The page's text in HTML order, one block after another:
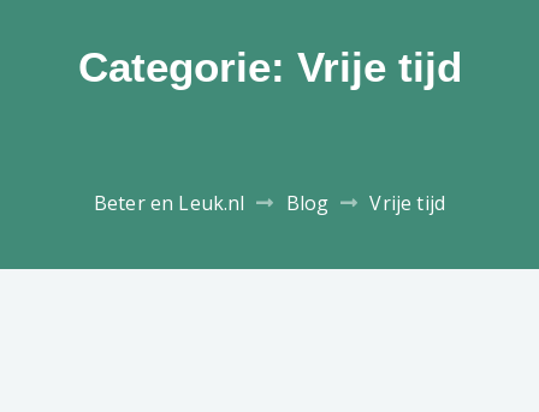
Categorie: Vrije tijd
Beter en Leuk.nl Blog Vrije tijd